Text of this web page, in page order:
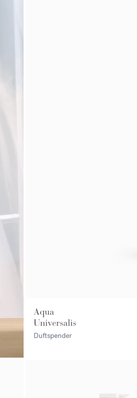
Aqua
Universalis
Duftspender